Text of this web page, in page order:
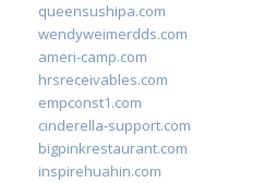
queensushipa.com
wendyweimerdds.com
ameri-camp.com
hrsreceivables.com
empconst1.com
cinderella-support.com
bigpinkrestaurant.com
inspirehuahin.com